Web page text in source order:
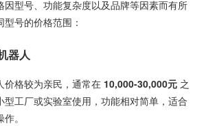
因型号、功能复杂度以及品牌等因素而有所
号的价格范围：
器人
价格较为亲民，通常在 10,000-30,000元 之
型工厂或实验室使用，功能相对简单，适合
。